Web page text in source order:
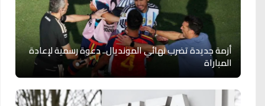
أزمة جديدة تضرب نهائي المونديال.. دعوة رسمية لإعادة
المباراة